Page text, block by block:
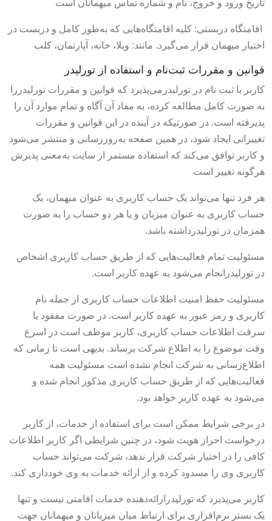
تاریخ ورود و خروج، نام و شماره تماس میهمانان است
اقامتگاه دربستی: کلیه اقامتگاه‌هایی که به‌طور کامل و دربست در
اختیار میهمان قرار می‌گیرد. مانند: ویلا، خانه، آپارتمان، کلب
قوانین و مقررات ثبت‌نام و استفاده از تورلیدر
کاربر با ثبت نام در تورلیدرمی‌پذیرد که قوانین و مقررات تورلیدررا
به صورت کامل مطالعه کرده، به مفاد آن آگاه و تمام موارد آن را
پذیرفته است. در صورتیکه در آینده در این قوانین و مقررات
تغییراتی ایجاد شود، در همین صفحه به‌روزرسانی و منتشر می‌شود
و کاربر توافق می‏‌کند که استفاده مستمر از سایت به‌معنی پذیرش
هرگونه تغییر است
هر فرد تنها می‌تواند یک حساب کاربری به عنوان میهمان، یک
حساب کاربری به عنوان میزبان و یا هر دو حساب را به صورت
همزمان در تورلیدرداشته باشد.
مسئولیت تمام فعالیت‌هایی که از طریق حساب کاربری اشخاص
در تورلیدرانجام می‌شود به عهده کاربر است.
مسئولیت حفظ امنیت اطلاعات حساب کاربری از جمله نام
کاربری و رمز عبور به عهده کاربر است. در صورت مفقود یا
سرقت اطلاعات حساب کاربری، کاربر موظف است در اسرع
وقت موضوع را به اطلاع شرکت برساند. بدیهی است تا زمانی که
اطلاع‌رسانی به شرکت انجام نشده است مسئولیت همه
فعالیت‌هایی که از طریق حساب کاربری مذکور انجام شده و
می‌شود به عهده کاربر خواهد بود.
در برخی شرایط ممکن است برای استفاده از خدمات، از کاربر
درخواست احراز هویت شود، در چنین شرایطی اگر کاربر اطلاعات
کافی را در اختیار شرکت قرار ندهد، شرکت می‌تواند حساب
کاربری وی را مسدود کرده و از ارائه خدمات به وی خودداری کند.
کاربر می‌پذیرد که تورلیدرارائه‌دهنده خدمات اقامتی نیست و تنها
یک بستر نرم‌افزاری برای ارتباط میان میزبانان و میهمانان جهت